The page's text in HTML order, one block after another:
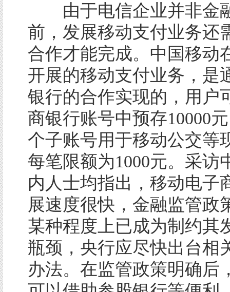
由于电信企业并非金
前，发展移动支付业务还
合作才能完成。中国移动
开展的移动支付业务，是
银行的合作实现的，用户
商银行账号中预存10000
个子账号用于移动公交等
每笔限额为1000元。采访
内人士均指出，移动电子
展速度很快，金融监管政
某种程度上已成为制约其
瓶颈，央行应尽快出台相
办法。在监管政策明确后